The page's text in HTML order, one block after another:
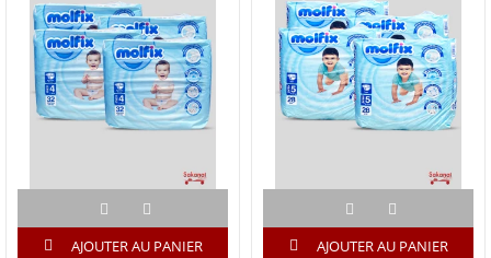
AJOUTER AU PANIER AJOUTER AU PANIER